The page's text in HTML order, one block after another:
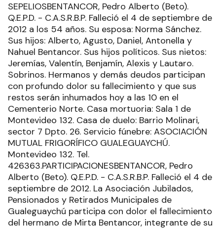
SEPELIOSBENTANCOR, Pedro Alberto (Beto).
Q.E.P.D. - C.A.S.R.B.P. Falleció el 4 de septiembre de
2012 a los 54 años. Su esposa: Norma Sánchez.
Sus hijos: Alberto, Agusto, Daniel, Antonella y
Nahuel Bentancor. Sus hijos políticos. Sus nietos:
Jeremías, Valentín, Benjamín, Alexis y Lautaro.
Sobrinos. Hermanos y demás deudos participan
con profundo dolor su fallecimiento y que sus
restos serán inhumados hoy a las 10 en el
Cementerio Norte. Casa mortuoria: Sala 1 de
Montevideo 132. Casa de duelo: Barrio Molinari,
sector 7 Dpto. 26. Servicio fúnebre: ASOCIACIÓN
MUTUAL FRIGORÍFICO GUALEGUAYCHÚ.
Montevideo 132. Tel.
426363.PARTICIPACIONESBENTANCOR, Pedro
Alberto (Beto). Q.E.P.D. - C.A.S.R.B.P. Falleció el 4 de
septiembre de 2012. La Asociación Jubilados,
Pensionados y Retirados Municipales de
Gualeguaychú participa con dolor el fallecimiento
del hermano de Mirta Bentancor, integrante de su